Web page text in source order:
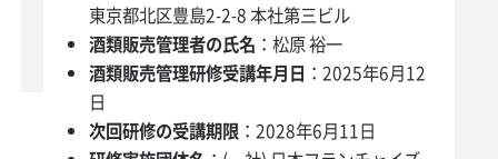
東京都北区豊島2-2-8 本社第三ビル
酒類販売管理者の氏名 ：松原 裕一
酒類販売管理研修受講年月日 ：2025年6月12
日
次回研修の受講期限：2028年6月11日